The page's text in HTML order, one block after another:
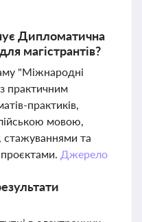
Дипломатична
магістрантів?
"Міжнародні
практичним
практиків,
мовою,
стажуваннями та
Джерело